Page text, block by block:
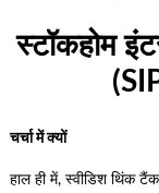
स्टॉकहोम
चर्चा में क्यों
हाल ही में, स्वीडिश थिंक टैंक